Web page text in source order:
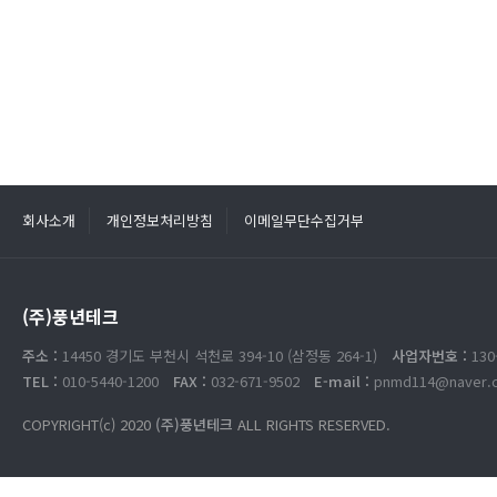
회사소개 개인정보처리방침 이메일무단수집거부
(주)풍년테크
주소 : 14450 경기도 부천시 석천로 394-10 (삼정동 264-1) 사업자번호 :
TEL : 010-5440-1200 FAX : 032-671-9502 E-mail :
COPYRIGHT(c) 2020 (주)풍년테크 ALL RIGHTS RESERVED.